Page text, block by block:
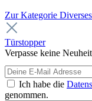
Zur Kategorie Diverses
Türstopper
Verpasse keine
Ich habe die
genommen.